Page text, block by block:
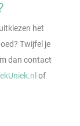
het
Twijfel je
dan contact
of